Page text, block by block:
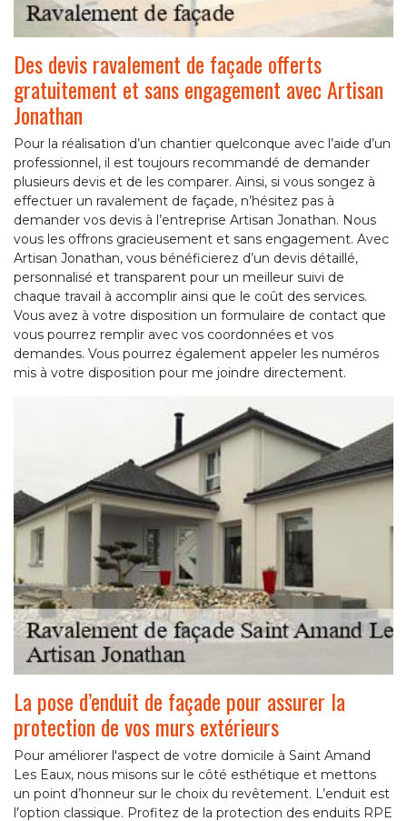
Des devis ravalement de façade offerts
gratuitement et sans engagement avec Artisan
Jonathan
Pour la réalisation d’un chantier quelconque avec l’aide d’un
professionnel, il est toujours recommandé de demander
plusieurs devis et de les comparer. Ainsi, si vous songez à
effectuer un ravalement de façade, n’hésitez pas à
demander vos devis à l’entreprise Artisan Jonathan. Nous
vous les offrons gracieusement et sans engagement. Avec
Artisan Jonathan, vous bénéficierez d’un devis détaillé,
personnalisé et transparent pour un meilleur suivi de
chaque travail à accomplir ainsi que le coût des services.
Vous avez à votre disposition un formulaire de contact que
vous pourrez remplir avec vos coordonnées et vos
demandes. Vous pourrez également appeler les numéros
mis à votre disposition pour me joindre directement.
La pose d’enduit de façade pour assurer la
protection de vos murs extérieurs
Pour améliorer l'aspect de votre domicile à Saint Amand
Les Eaux, nous misons sur le côté esthétique et mettons
un point d’honneur sur le choix du revêtement. L’enduit est
l’option classique. Profitez de la protection des enduits RPE